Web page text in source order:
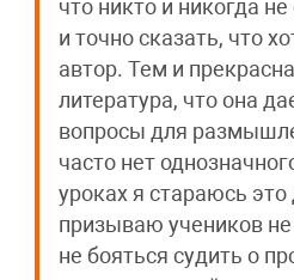
что никто и никогда
и точно сказать, что
автор. Тем и
литература, что она
вопросы для
часто нет
уроках я стараюсь
призываю учеников не
не бояться судить о